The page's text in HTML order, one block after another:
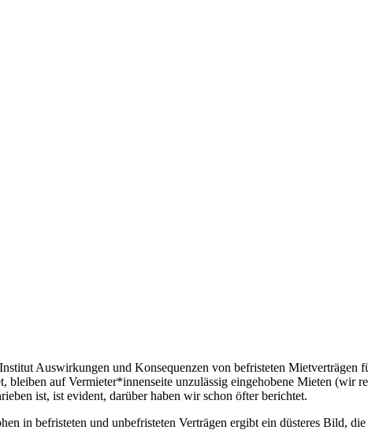
Auswirkungen und Konsequenzen von befristeten
bleiben auf Vermieter*innenseite unzulässig eingehobene Mieten
ist, ist evident, darüber haben wir schon öfter berichtet.
in befristeten und unbefristeten Verträgen ergibt ein düsteres Bild,